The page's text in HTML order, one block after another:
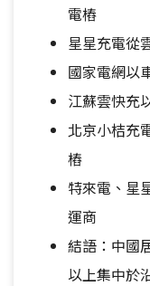
電樁
星星充電從
國家電網以
江蘇雲快充
北京小桔充
樁
特來電、星
運商
結語：中國
以上集中於